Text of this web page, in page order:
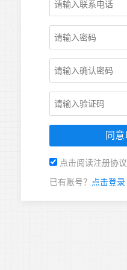
点击阅读注册协议
已有账号？ 点击登录